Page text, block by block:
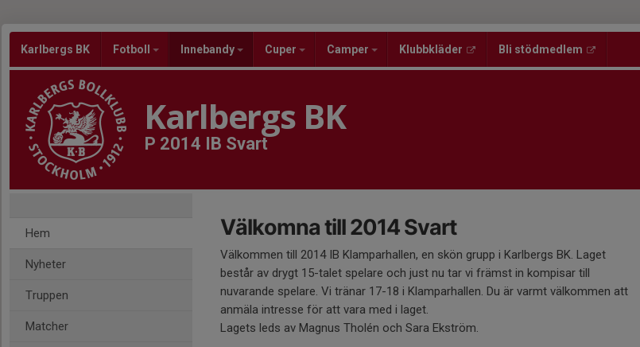
Karlbergs BK Fotboll Innebandy Cuper Camper Klubbkläder Bli stödmedlem
Karlbergs BK
P 2014 IB Svart
Hem
Nyheter
Truppen
Matcher
Välkomna till 2014 Svart
Välkommen till 2014 IB Klamparhallen, en skön grupp i Karlbergs BK. Laget
består av drygt 15-talet spelare och just nu tar vi främst in kompisar till
nuvarande spelare. Vi tränar 17-18 i Klamparhallen. Du är varmt välkommen att
anmäla intresse för att vara med i laget.
Lagets leds av Magnus Tholén och Sara Ekström.